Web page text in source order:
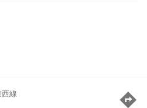
線